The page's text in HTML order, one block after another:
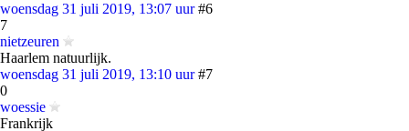
woensdag 31 juli 2019, 13:07 uur #6
7
nietzeuren
Haarlem natuurlijk.
woensdag 31 juli 2019, 13:10 uur #7
0
woessie
Frankrijk